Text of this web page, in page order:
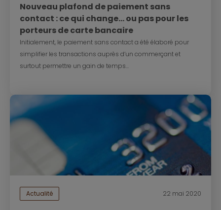
Nouveau plafond de paiement sans
contact : ce qui change… ou pas pour les
porteurs de carte bancaire
Initialement, le paiement sans contact a été élaboré pour
simplifier les transactions auprès d’un commerçant et
surtout permettre un gain de temps...
Actualité 22 mai 2020